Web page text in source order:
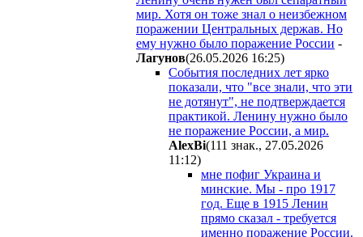
мир. Хотя он тоже знал о неизбежном
поражении Центральных держав. Но
ему нужно было поражение России -
Лaгyнoв(26.05.2026 16:25)
События последних лет ярко
показали, что "все знали, что эти
не дотянут", не подтверждается
практикой. Ленину нужно было
не поражение России, а мир.
AlexBi(111 знак., 27.05.2026
11:12)
мне пофиг Украина и
минские. Мы - про 1917
год. Еще в 1915 Ленин
прямо сказал - требуется
именно поражение России.